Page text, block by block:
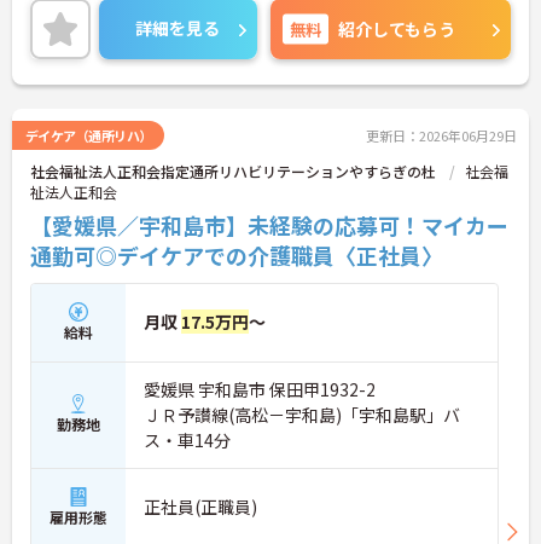
面接のポイントもお伝えしますので是非ご応募お待
ちしております。
詳細を見る 無料 紹介してもらう
デイケア（通所リハ） 更新日：2026年06月29日
社会福祉法人正和会指定通所リハビリテーションやすらぎの杜
社会福
祉法人正和会
【愛媛県／宇和島市】未経験の応募可！マイカー
通勤可◎デイケアでの介護職員〈正社員〉
給料 月収 17.5万円～
勤務地
愛媛県 宇和島市 保田甲1932-2
ＪＲ予讃線(高松－宇和島)「宇和島駅」バ
ス・車14分
雇用形態 正社員(正職員)